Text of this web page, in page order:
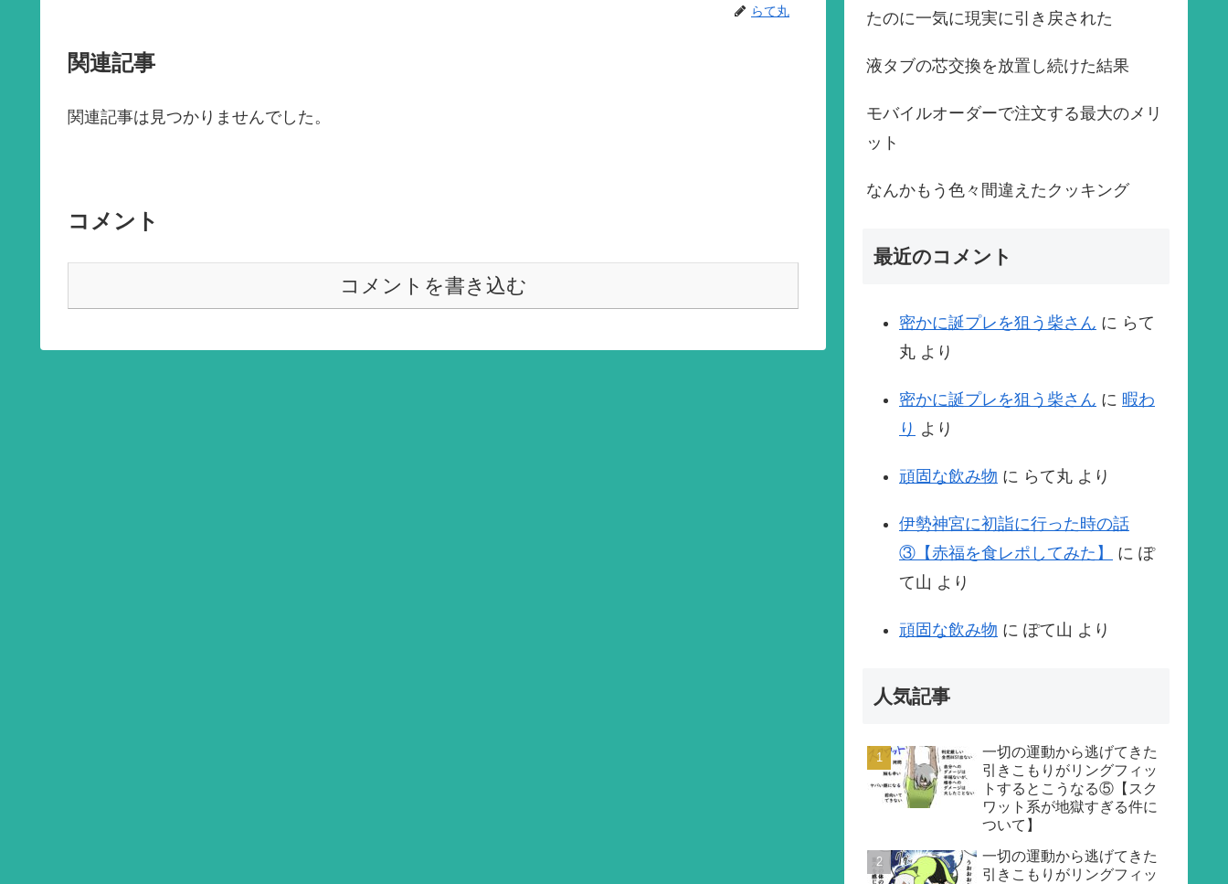
らて丸
関連記事
関連記事は見つかりませんでした。
コメント
コメントを書き込む
たのに一気に現実に引き戻された
液タブの芯交換を放置し続けた結果
モバイルオーダーで注文する最大のメリ
ット
なんかもう色々間違えたクッキング
最近のコメント
密かに誕プレを狙う柴さん に らて
丸 より
密かに誕プレを狙う柴さん に 暇わ
り より
頑固な飲み物 に らて丸 より
伊勢神宮に初詣に行った時の話
③【赤福を食レポしてみた】
に ぽ
て山 より
頑固な飲み物 に ぽて山 より
人気記事
一切の運動から逃げてきた
引きこもりがリングフィッ
トするとこうなる⑤【スク
ワット系が地獄すぎる件に
ついて】
一切の運動から逃げてきた
引きこもりがリングフィッ